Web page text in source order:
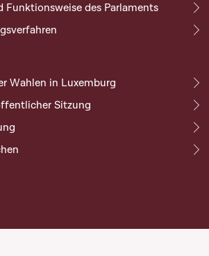
Funktionsweise des Parlaments
Wahlen in Luxemburg
Sitzung